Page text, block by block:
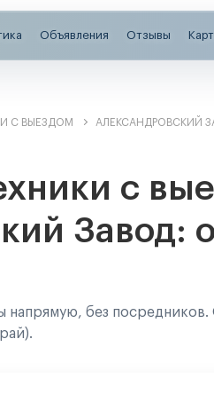
Объявления Отзывы
С ВЫЕЗДОМ АЛЕКСАНДРОВСКИЙ
с
Завод:
напрямую, без